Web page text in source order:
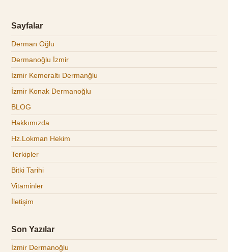
Sayfalar
Derman Oğlu
Dermanoğlu İzmir
İzmir Kemeraltı Dermanğlu
İzmir Konak Dermanoğlu
BLOG
Hakkımızda
Hz.Lokman Hekim
Terkipler
Bitki Tarihi
Vitaminler
İletişim
Son Yazılar
İzmir Dermanoğlu